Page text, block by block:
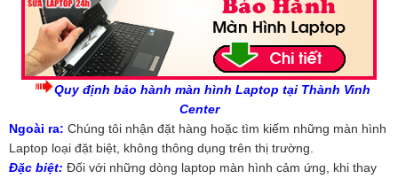
Quy định bảo hành màn hình Laptop tại Thành Vinh
Center
Ngoài ra: Chúng tôi nhận đặt hàng hoặc tìm kiếm những màn hình
Laptop loại đặt biệt, không thông dụng trên thị trường.
Đặc biệt: Đối với những dòng laptop màn hình cảm ứng, khi thay